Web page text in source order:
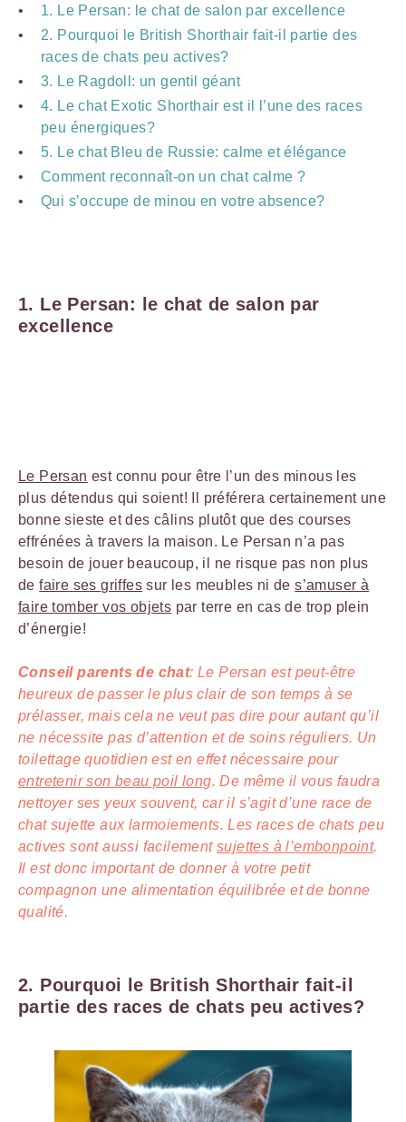
1. Le Persan: le chat de salon par excellence
2. Pourquoi le British Shorthair fait-il partie des
races de chats peu actives?
3. Le Ragdoll: un gentil géant
4. Le chat Exotic Shorthair est il l’une des races
peu énergiques?
5. Le chat Bleu de Russie: calme et élégance
Comment reconnaît-on un chat calme ?
Qui s’occupe de minou en votre absence?
1. Le Persan: le chat de salon par
excellence
Le Persan est connu pour être l’un des minous les
plus détendus qui soient! Il préférera certainement une
bonne sieste et des câlins plutôt que des courses
effrénées à travers la maison. Le Persan n’a pas
besoin de jouer beaucoup, il ne risque pas non plus
defaire ses griffes sur les meubles ni des’amuser à
faire tomber vos objets par terre en cas de trop plein
d’énergie!
Conseil parents de chat: Le Persan est peut-être
heureux de passer le plus clair de son temps à se
prélasser, mais cela ne veut pas dire pour autant qu’il
ne nécessite pas d’attention et de soins réguliers. Un
toilettage quotidien est en effet nécessaire pour
entretenir son beau poil long. De même il vous faudra
nettoyer ses yeux souvent, car il s’agit d’une race de
chat sujette aux larmoiements. Les races de chats peu
actives sont aussi facilement sujettes à l’embonpoint.
Il est donc important de donner à votre petit
compagnon une alimentation équilibrée et de bonne
qualité.
2. Pourquoi le British Shorthair fait-il
partie des races de chats peu actives?